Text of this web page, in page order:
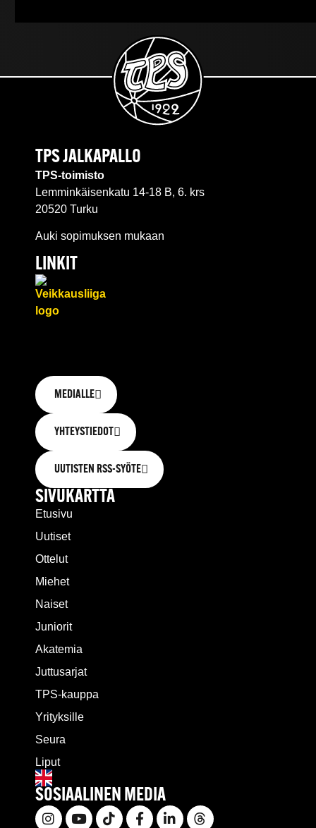
TPS JALKAPALLO
TPS-toimisto
Lemminkäisenkatu 14-18 B, 6. krs
20520 Turku
Auki sopimuksen mukaan
LINKIT
MEDIALLE
YHTEYSTIEDOT
UUTISTEN RSS-SYÖTE
SIVUKARTTA
Etusivu
Uutiset
Ottelut
Miehet
Naiset
Juniorit
Akatemia
Juttusarjat
TPS-kauppa
Yrityksille
Seura
Liput
SOSIAALINEN MEDIA